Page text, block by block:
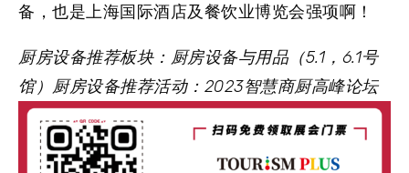
备 ，也是上海国际酒店及餐饮业博览会强项啊！
厨房设备推荐板块： 厨房设备与用品（5.1，6.1号
馆） 厨房设备推荐活动： 2023智慧商厨高峰论坛